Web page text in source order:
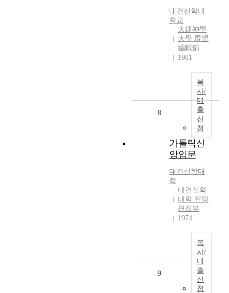
대건신학대
학교
大建神學
大學 展望
編輯部
1981
복
사/
대
출
신
청
8
가톨릭신
앙입문
대건신학대
학
대건신학
대학 전망
편집부
1974
복
사/
대
출
신
청
9